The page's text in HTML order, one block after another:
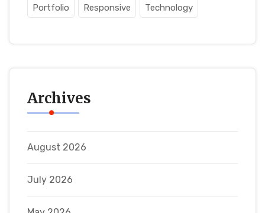
Portfolio Responsive Technology
Archives
August 2026
July 2026